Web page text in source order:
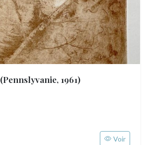
(Pennslyvanie, 1961)
Voir